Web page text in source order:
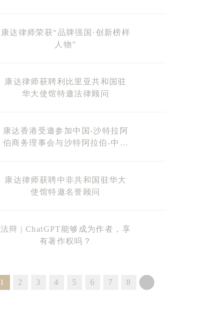
康达律师荣获“品牌强国·创新榜样
人物”
康达律师获聘利比里亚共和国驻
华大使馆特邀法律顾问
康达香港受邀参加中国-沙特拉阿
伯商务理事会与沙特阿拉伯-中国
康达律师获聘中非共和国驻华大
使馆特邀名誉顾问
法辩 | ChatGPT能够成为作者，享
有著作权吗？
1 2 3 4 5 6 7 8